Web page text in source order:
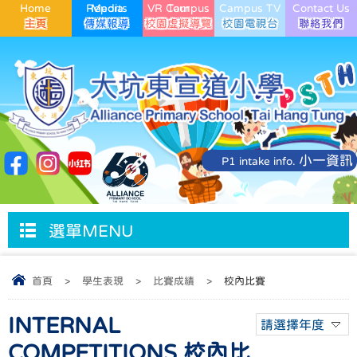
Home Media Reports VR Campus Tour Campus TV Contact Us
P1 intake info. 小一資訊
選單MENU
首頁 > 學生表現 > 比賽成績 > 校內比賽
請選擇年度
INTERNAL